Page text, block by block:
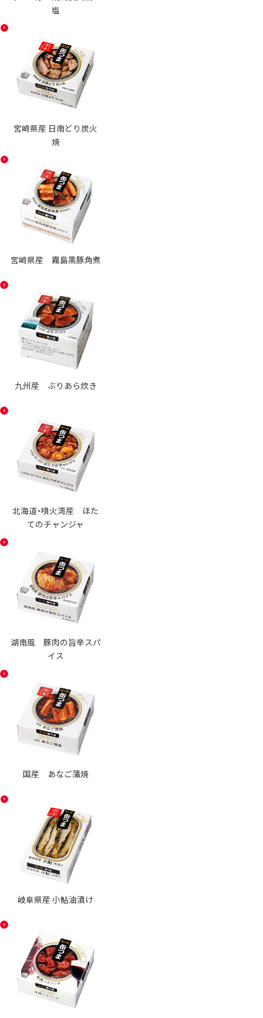
塩
宮崎県産 日南どり炭火
焼
宮崎県産 霧島黒豚角煮
九州産 ぶりあら炊き
北海道・噴火湾産 ほた
てのチャンジャ
湖南風 豚肉の旨辛スパ
イス
国産 あなご蒲焼
岐阜県産 小鮎油漬け